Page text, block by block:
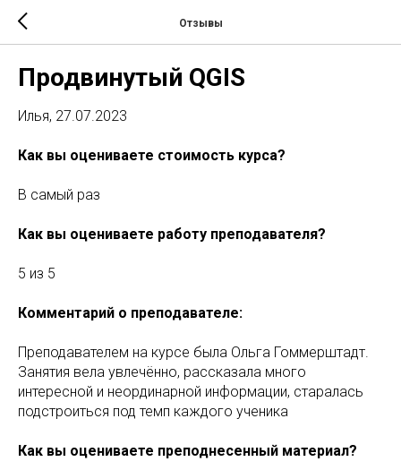
Отзывы
Продвинутый QGIS
Илья, 27.07.2023
Как вы оцениваете стоимость курса?
В самый раз
Как вы оцениваете работу преподавателя?
5 из 5
Комментарий о преподавателе:
Преподавателем на курсе была Ольга Гоммерштадт.
Занятия вела увлечённо, рассказала много
интересной и неординарной информации, старалась
подстроиться под темп каждого ученика
Как вы оцениваете преподнесенный материал?